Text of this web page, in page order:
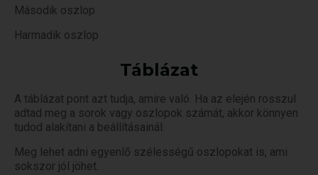
Második oszlop
Harmadik oszlop
Táblázat
A táblázat pont azt tudja, amire való. Ha az elején rosszul
adtad meg a sorok vagy oszlopok számát, akkor könnyen
tudod alakítani a beállításainál.
Meg lehet adni egyenlő szélességű oszlopokat is, ami
sokszor jól jöhet.